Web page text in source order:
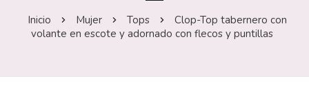
Inicio Mujer Tops
Clop-Top tabernero con
volante en escote y adornado con flecos y puntillas